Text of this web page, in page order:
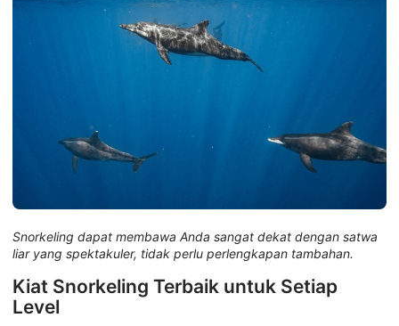
Snorkeling dapat membawa Anda sangat dekat dengan satwa
liar yang spektakuler, tidak perlu perlengkapan tambahan.
Kiat Snorkeling Terbaik untuk Setiap
Level